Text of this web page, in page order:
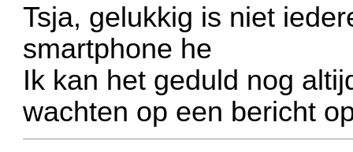
Tsja, gelukkig is niet
smartphone he
Ik kan het geduld nog
wachten op een bericht